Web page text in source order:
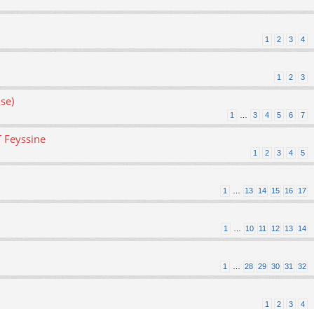
1 2 3 4
1 2 3
1 3 4 5 6 7
Feyssine
1 2 3 4 5
1 13 14 15 16 17
1 10 11 12 13 14
1 28 29 30 31 32
1 2 3 4